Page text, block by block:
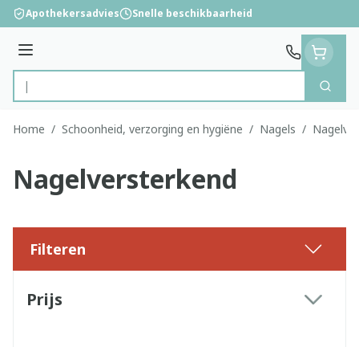
Ga naar de inhoud
Apothekersadvies Snelle beschikbaarheid
Menu
Product, merk, categorie...
Zoek
Home / Schoonheid, verzorging en hygiëne / Nagels /
Nagelversterkend
Filteren
Prijs